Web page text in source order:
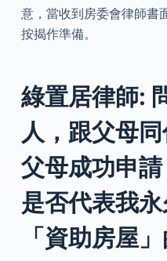
意，當收到房委會律師書
按揭作準備。
綠置居律師:
人，跟父母
父母成功申請
是否代表我
「資助房屋